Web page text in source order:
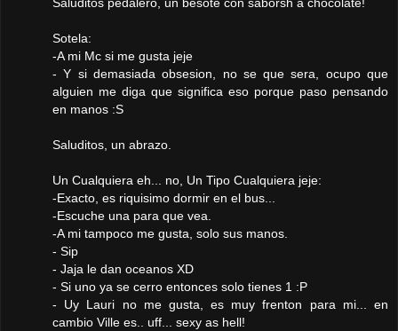
Sotela:
-A mi Mc si me gusta jeje
- Y si demasiada obsesion, no se que sera, ocupo que
alguien me diga que significa eso porque paso pensando
en manos :S
Saluditos, un abrazo.
Un Cualquiera eh... no, Un Tipo Cualquiera jeje:
-Exacto, es riquisimo dormir en el bus...
-Escuche una para que vea.
-A mi tampoco me gusta, solo sus manos.
- Sip
- Jaja le dan oceanos XD
- Si uno ya se cerro entonces solo tienes 1 :P
- Uy Lauri no me gusta, es muy frenton para mi... en
cambio Ville es.. uff... sexy as hell!